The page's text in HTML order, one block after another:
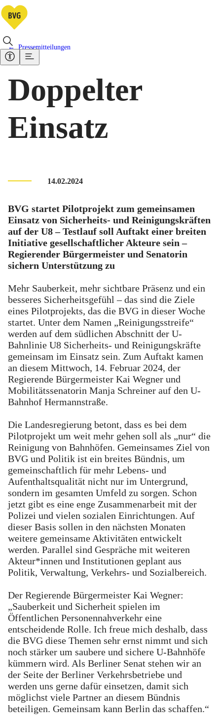
Pressemitteilungen
Doppelter
Einsatz
14.02.2024
BVG startet Pilotprojekt zum gemeinsamen
Einsatz von Sicherheits- und Reinigungskräften
auf der U8 – Testlauf soll Auftakt einer breiten
Initiative gesellschaftlicher Akteure sein –
Regierender Bürgermeister und Senatorin
sichern Unterstützung zu
Mehr Sauberkeit, mehr sichtbare Präsenz und ein
besseres Sicherheitsgefühl – das sind die Ziele
eines Pilotprojekts, das die BVG in dieser Woche
startet. Unter dem Namen „Reinigungsstreife“
werden auf dem südlichen Abschnitt der U-
Bahnlinie U8 Sicherheits- und Reinigungskräfte
gemeinsam im Einsatz sein. Zum Auftakt kamen
an diesem Mittwoch, 14. Februar 2024, der
Regierende Bürgermeister Kai Wegner und
Mobilitätssenatorin Manja Schreiner auf den U-
Bahnhof Hermannstraße.
Die Landesregierung betont, dass es bei dem
Pilotprojekt um weit mehr gehen soll als „nur“ die
Reinigung von Bahnhöfen. Gemeinsames Ziel von
BVG und Politik ist ein breites Bündnis, um
gemeinschaftlich für mehr Lebens- und
Aufenthaltsqualität nicht nur im Untergrund,
sondern im gesamten Umfeld zu sorgen. Schon
jetzt gibt es eine enge Zusammenarbeit mit der
Polizei und vielen sozialen Einrichtungen. Auf
dieser Basis sollen in den nächsten Monaten
weitere gemeinsame Aktivitäten entwickelt
werden. Parallel sind Gespräche mit weiteren
Akteur*innen und Institutionen geplant aus
Politik, Verwaltung, Verkehrs- und Sozialbereich.
Der Regierende Bürgermeister Kai Wegner:
„Sauberkeit und Sicherheit spielen im
Öffentlichen Personennahverkehr eine
entscheidende Rolle. Ich freue mich deshalb, dass
die BVG diese Themen sehr ernst nimmt und sich
noch stärker um saubere und sichere U-Bahnhöfe
kümmern wird. Als Berliner Senat stehen wir an
der Seite der Berliner Verkehrsbetriebe und
werden uns gerne dafür einsetzen, damit sich
möglichst viele Partner an diesem Bündnis
beteiligen. Gemeinsam kann Berlin das schaffen.“